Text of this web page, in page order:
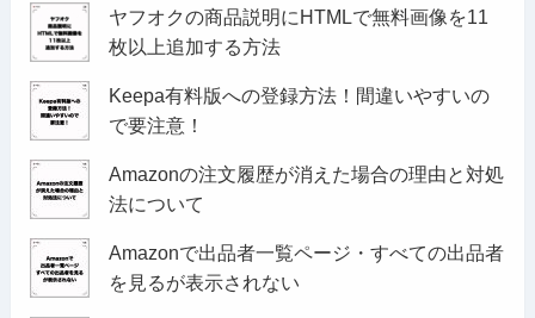
ヤフオクの商品説明にHTMLで無料画像を11
枚以上追加する方法
Keepa有料版への登録方法！間違いやすいの
で要注意！
Amazonの注文履歴が消えた場合の理由と対処
法について
Amazonで出品者一覧ページ・すべての出品者
を見るが表示されない